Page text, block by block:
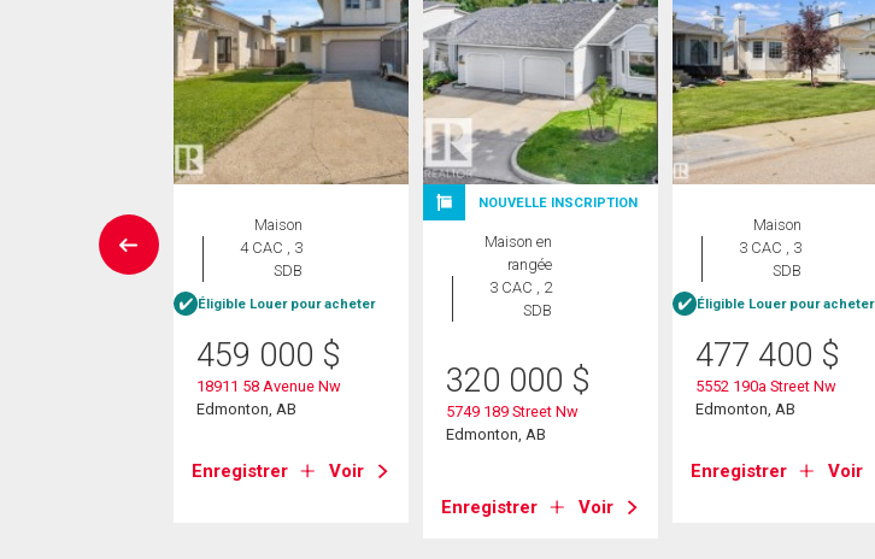
Maison
4 CAC , 3
SDB
Éligible Louer pour acheter
459 000 $
18911 58 Avenue Nw
Edmonton, AB
Enregistrer Voir
NOUVELLE INSCRIPTION
Maison en
rangée
3 CAC , 2
SDB
320 000 $
5749 189 Street Nw
Edmonton, AB
Enregistrer Voir
Maison
3 CAC , 3
SDB
Éligible Louer pour acheter
477 400 $
5552 190a Street Nw
Edmonton, AB
Enregistrer Voir